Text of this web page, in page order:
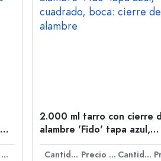
Precio por unidad
2.000 ml tarro con cierre
alambre 'Fido' tapa azul,
cuadrado, boca: cierre de
Cantidad Precio por unidad Cantidad